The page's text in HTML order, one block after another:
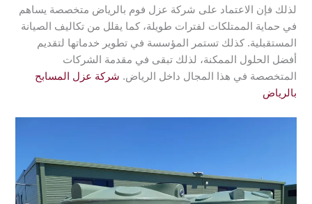
لذلك فإن الاعتماد على شركة عزل فوم بالرياض متخصصة يساهم
في حماية الممتلكات لفترات طويلة، كما يقلل من تكاليف الصيانة
المستقبلية. كذلك تستمر المؤسسة في تطوير خدماتها لتقديم
أفضل الحلول الممكنة، لذلك تبقى في مقدمة الشركات
المتخصصة في هذا المجال داخل الرياض. شركة عزل المسابح
بالرياض